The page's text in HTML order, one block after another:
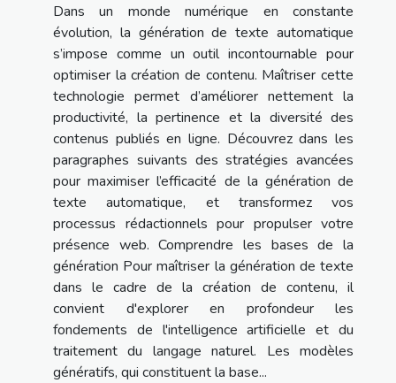
Dans un monde numérique en constante
évolution, la génération de texte automatique
s’impose comme un outil incontournable pour
optimiser la création de contenu. Maîtriser cette
technologie permet d’améliorer nettement la
productivité, la pertinence et la diversité des
contenus publiés en ligne. Découvrez dans les
paragraphes suivants des stratégies avancées
pour maximiser l’efficacité de la génération de
texte automatique, et transformez vos
processus rédactionnels pour propulser votre
présence web. Comprendre les bases de la
génération Pour maîtriser la génération de texte
dans le cadre de la création de contenu, il
convient d'explorer en profondeur les
fondements de l'intelligence artificielle et du
traitement du langage naturel. Les modèles
génératifs, qui constituent la base...